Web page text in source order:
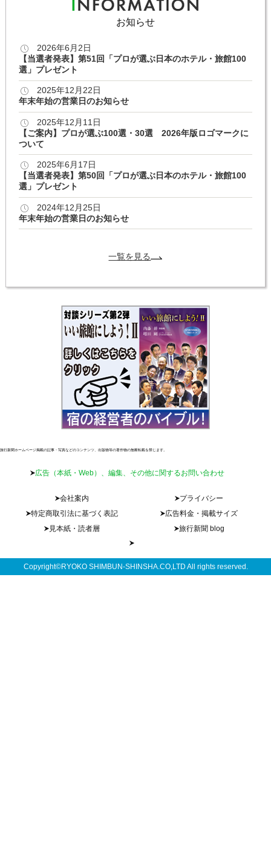
お知らせ
2026年6月2日
【当選者発表】第51回「プロが選ぶ日本のホテル・旅館100
選」プレゼント
2025年12月22日
年末年始の営業日のお知らせ
2025年12月11日
【ご案内】プロが選ぶ100選・30選 2026年版ロゴマークに
ついて
2025年6月17日
【当選者発表】第50回「プロが選ぶ日本のホテル・旅館100
選」プレゼント
2024年12月25日
年末年始の営業日のお知らせ
一覧を見る
旅行新聞ホームページ掲載の記事・写真などのコンテンツ、出版物等の著作物の無断転載を禁じます。
広告（本紙・Web）、編集、その他に関するお問い合わせ
会社案内
プライバシー
特定商取引法に基づく表記
広告料金・掲載サイズ
見本紙・読者層
旅行新聞 blog
Copyright©RYOKO SHIMBUN-SHINSHA.CO,LTD All rights reserved.